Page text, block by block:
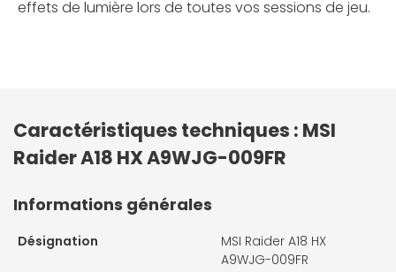
effets de lumière lors de toutes vos sessions de jeu.
Caractéristiques techniques : MSI
Raider A18 HX A9WJG-009FR
Informations générales
Désignation
MSI Raider A18 HX
A9WJG-009FR